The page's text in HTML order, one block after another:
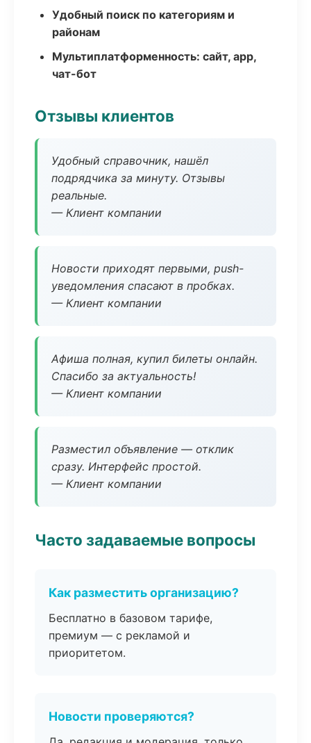
Удобный поиск по категориям и
районам
Мультиплатформенность: сайт, app,
чат-бот
Отзывы клиентов
Удобный справочник, нашёл
подрядчика за минуту. Отзывы
реальные.
— Клиент компании
Новости приходят первыми, push-
уведомления спасают в пробках.
— Клиент компании
Афиша полная, купил билеты онлайн.
Спасибо за актуальность!
— Клиент компании
Разместил объявление — отклик
сразу. Интерфейс простой.
— Клиент компании
Часто задаваемые вопросы
Как разместить организацию?
Бесплатно в базовом тарифе,
премиум — с рекламой и
приоритетом.
Новости проверяются?